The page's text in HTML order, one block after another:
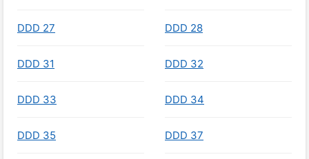
DDD 27 DDD 28
DDD 31 DDD 32
DDD 33 DDD 34
DDD 35 DDD 37